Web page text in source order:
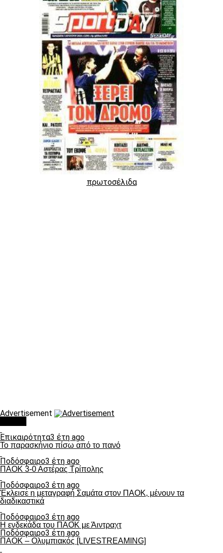
πρωτοσέλιδα
Advertisement
Επικαιρότητα3 έτη ago
Το παρασκήνιο πίσω από το πανό
Ποδόσφαιρο3 έτη ago
ΠΑΟΚ 3-0 Αστέρας Τρίπολης
Ποδόσφαιρο3 έτη ago
Έκλεισε η μεταγραφή Σαμάτα στον ΠΑΟΚ, μένουν τα
διαδικαστικά
Ποδόσφαιρο3 έτη ago
Η ενδεκάδα του ΠΑΟΚ με Άιντραχτ
Ποδόσφαιρο3 έτη ago
ΠΑΟΚ – Ολυμπιακός [LIVESTREAMING]